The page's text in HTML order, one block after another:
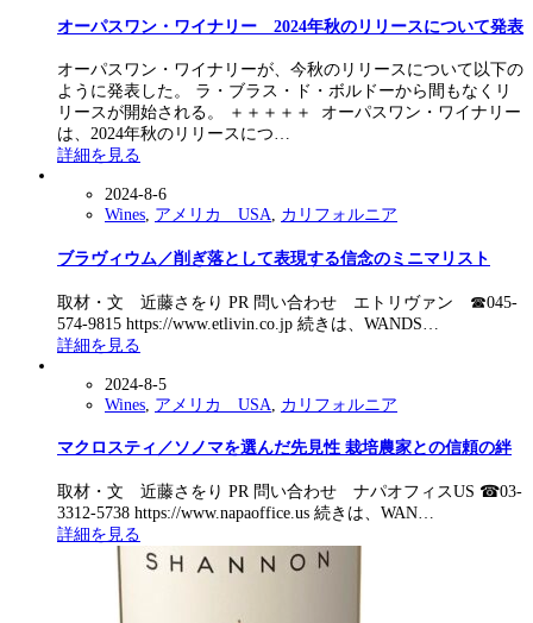
オーパスワン・ワイナリー 2024年秋のリリースについて発表
オーパスワン・ワイナリーが、今秋のリリースについて以下の
ように発表した。 ラ・ブラス・ド・ボルドーから間もなくリ
リースが開始される。 ＋＋＋＋＋ オーパスワン・ワイナリー
は、2024年秋のリリースにつ…
詳細を見る
2024-8-6
Wines, アメリカ USA, カリフォルニア
ブラヴィウム／削ぎ落として表現する信念のミニマリスト
取材・文 近藤さをり PR 問い合わせ エトリヴァン ☎︎045-
574-9815 https://www.etlivin.co.jp 続きは、WANDS…
詳細を見る
2024-8-5
Wines アメリカ USA カリフォルニア
マクロスティ／ソノマを選んだ先見性 栽培農家との信頼の絆
取材・文 近藤さをり PR 問い合わせ ナパオフィスUS ☎︎03-
3312-5738 https://www.napaoffice.us 続きは、WAN…
詳細を見る